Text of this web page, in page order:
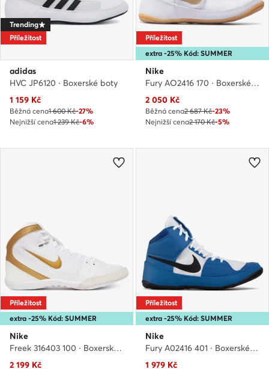
Trending
Příležitost
adidas
HVC JP6120 · Boxerské boty
Aktuální cena
1 159 Kč
Běžná cena1 600 Kč-27%
Nejnižší cena1 239 Kč-6%
extra -25% Kód: SUMMER
Příležitost
Nike
Fury AO2416 170 · Boxerské boty
Aktuální cena
2 050 Kč
Běžná cena2 687 Kč-23%
Nejnižší cena2 170 Kč-5%
extra -25% Kód: SUMMER
Příležitost
Nike
Freek 316403 100 · Boxerské boty
Aktuální cena
2 199 Kč
extra -25% Kód: SUMMER
Příležitost
Nike
Fury A02416 401 · Boxerské boty
Aktuální cena
1 979 Kč